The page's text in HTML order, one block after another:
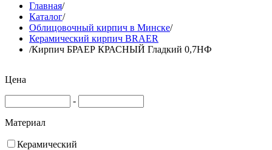
Главная/
Каталог/
Облицовочный кирпич в Минске/
Керамический кирпич BRAER
/Кирпич БРАЕР КРАСНЫЙ Гладкий 0,7НФ
Цена
-
Материал
Керамический